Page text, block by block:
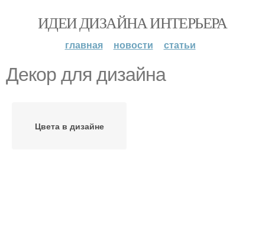
ИДЕИ ДИЗАЙНА ИНТЕРЬЕРА
главная новости статьи
Декор для дизайна
Цвета в дизайне